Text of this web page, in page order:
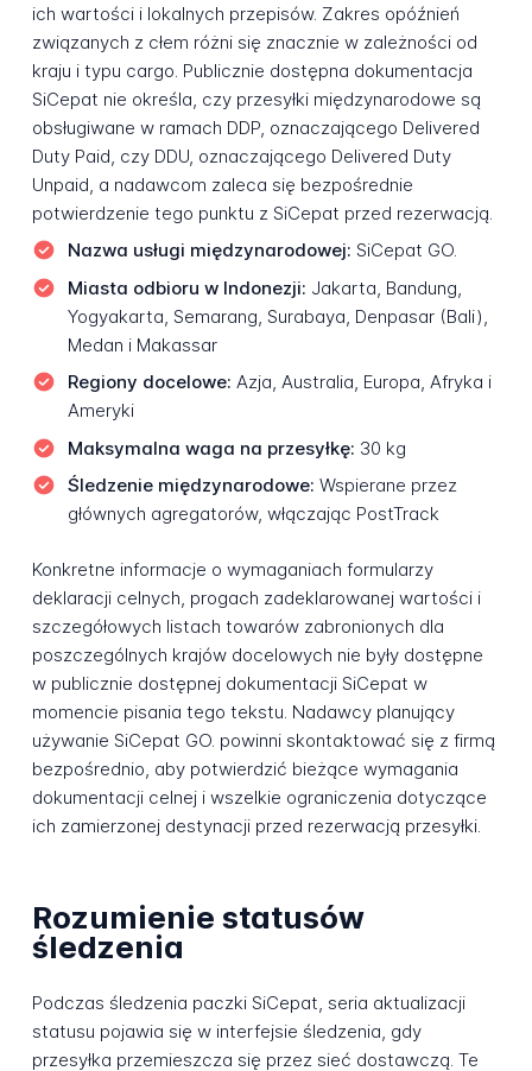
ich wartości i lokalnych przepisów. Zakres opóźnień
związanych z cłem różni się znacznie w zależności od
kraju i typu cargo. Publicznie dostępna dokumentacja
SiCepat nie określa, czy przesyłki międzynarodowe są
obsługiwane w ramach DDP, oznaczającego Delivered
Duty Paid, czy DDU, oznaczającego Delivered Duty
Unpaid, a nadawcom zaleca się bezpośrednie
potwierdzenie tego punktu z SiCepat przed rezerwacją.
Nazwa usługi międzynarodowej: SiCepat GO.
Miasta odbioru w Indonezji: Jakarta, Bandung,
Yogyakarta, Semarang, Surabaya, Denpasar (Bali),
Medan i Makassar
Regiony docelowe: Azja, Australia, Europa, Afryka i
Ameryki
Maksymalna waga na przesyłkę: 30 kg
Śledzenie międzynarodowe: Wspierane przez
głównych agregatorów, włączając PostTrack
Konkretne informacje o wymaganiach formularzy
deklaracji celnych, progach zadeklarowanej wartości i
szczegółowych listach towarów zabronionych dla
poszczególnych krajów docelowych nie były dostępne
w publicznie dostępnej dokumentacji SiCepat w
momencie pisania tego tekstu. Nadawcy planujący
używanie SiCepat GO. powinni skontaktować się z firmą
bezpośrednio, aby potwierdzić bieżące wymagania
dokumentacji celnej i wszelkie ograniczenia dotyczące
ich zamierzonej destynacji przed rezerwacją przesyłki.
Rozumienie statusów
śledzenia
Podczas śledzenia paczki SiCepat, seria aktualizacji
statusu pojawia się w interfejsie śledzenia, gdy
przesyłka przemieszcza się przez sieć dostawczą. Te